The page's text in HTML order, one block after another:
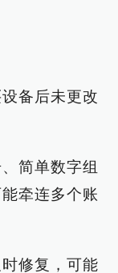
备后未更改
简单数字组
牵连多个账
修复，可能